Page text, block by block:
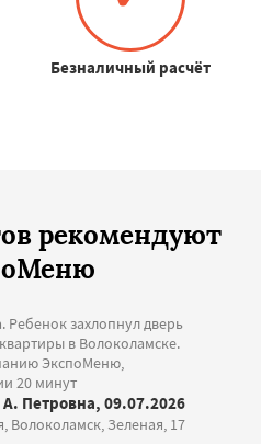
Безналичный расчёт
рекомендуют
Ребенок захлопнул дверь
в Волоколамске.
ЭкспоМеню,
20 минут
Петровна, 09.07.2026
Волоколамск, Зеленая, 17